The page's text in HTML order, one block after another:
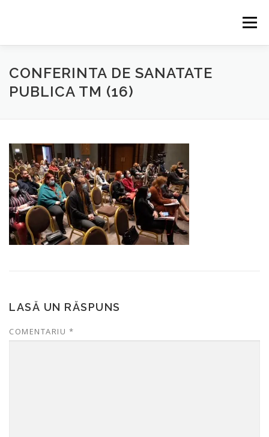
Meniu
HOME EVENIMENTE CONTACT PARTENERI
CONFERINTA DE SANATATE
PUBLICA TM (16)
LASĂ UN RĂSPUNS
COMENTARIU *